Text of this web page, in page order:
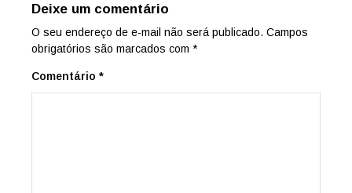
Deixe um comentário
O seu endereço de e-mail não será publicado. Campos
obrigatórios são marcados com *
Comentário *